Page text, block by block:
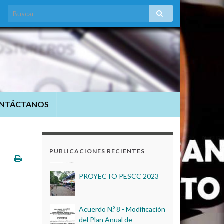
PUBLICACIONES RECIENTES
Estados Financieros al 31
del Plan Anual de